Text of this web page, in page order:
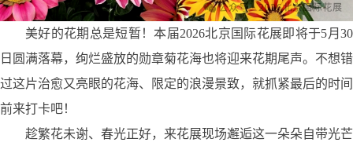
美好的花期总是短暂！本届2026北京国际花展即将于5月30
日圆满落幕，绚烂盛放的勋章菊花海也将迎来花期尾声。不想错
过这片治愈又亮眼的花海、限定的浪漫景致，就抓紧最后的时间
前来打卡吧！
趁繁花未谢、春光正好，来花展现场邂逅这一朵朵自带光芒